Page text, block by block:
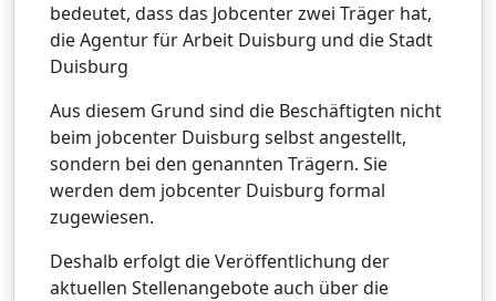
bedeutet, dass das Jobcenter zwei Träger hat,
die Agentur für Arbeit Duisburg und die Stadt
Duisburg
Aus diesem Grund sind die Beschäftigten nicht
beim jobcenter Duisburg selbst angestellt,
sondern bei den genannten Trägern. Sie
werden dem jobcenter Duisburg formal
zugewiesen.
Deshalb erfolgt die Veröffentlichung der
aktuellen Stellenangebote auch über die